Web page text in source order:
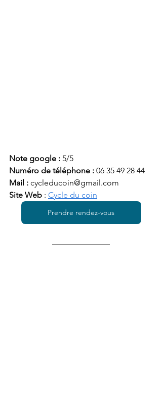
Note google : 5/5
Numéro de téléphone : 06 35 49 28 44
Mail : cycleducoin@gmail.com
Site Web : Cycle du coin
Prendre rendez-vous